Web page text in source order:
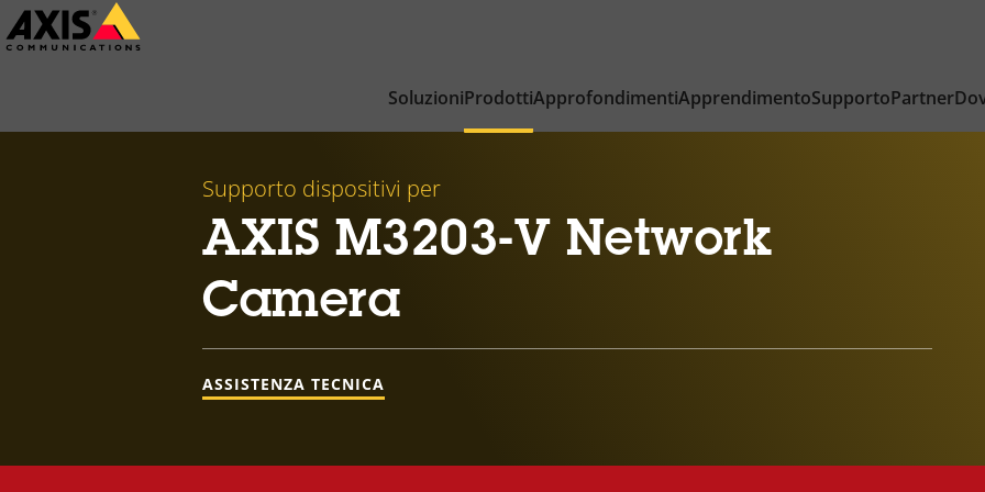
Salta
al
SoluzioniProdottiApprofondimentiApprendimentoSupportoPartner
Supporto dispositivi per
AXIS M3203-V Network
Camera
ASSISTENZA TECNICA